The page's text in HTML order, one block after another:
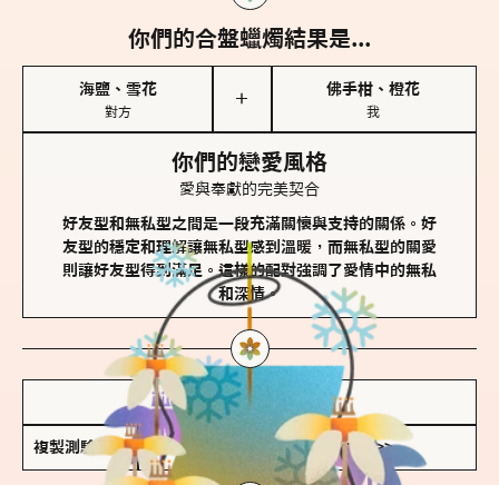
你們的合盤蠟燭結果是...
海鹽、雪花
對方
＋
佛手柑、橙花
我
你們的戀愛風格
愛與奉獻的完美契合
好友型和無私型之間是一段充滿關懷與支持的關係。好
友型的穩定和理解讓無私型感到溫暖，而無私型的關愛
則讓好友型得到滿足。這樣的配對強調了愛情中的無私
和深情。
儲存我的結果圖
複製測驗連結 查看香氛類型全解析 >>>